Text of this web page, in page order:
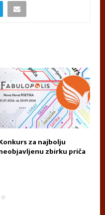
za najbolju
zbirku priča